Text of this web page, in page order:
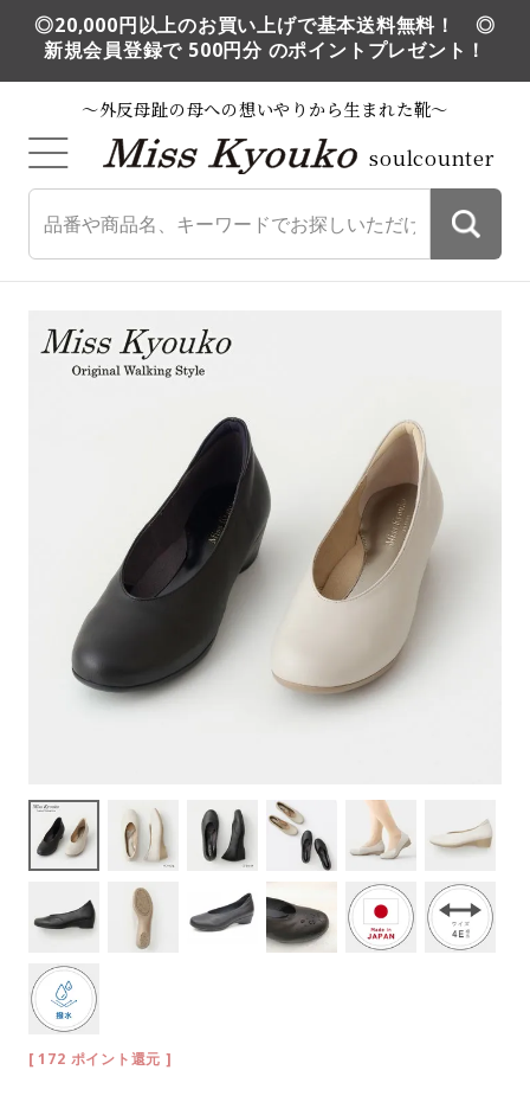
◎20,000円以上のお買い上げで基本送料無料！ ◎
新規会員登録で 500円分 のポイントプレゼント！
～外反母趾の母への想いやりから生まれた靴～
soulcounter
[ 172 ポイント還元 ]